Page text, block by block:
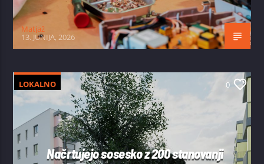
Matjaž
13. JUNIJA, 2026
LOKALNO 0
Načrtujejo sosesko z 200 stanovanji